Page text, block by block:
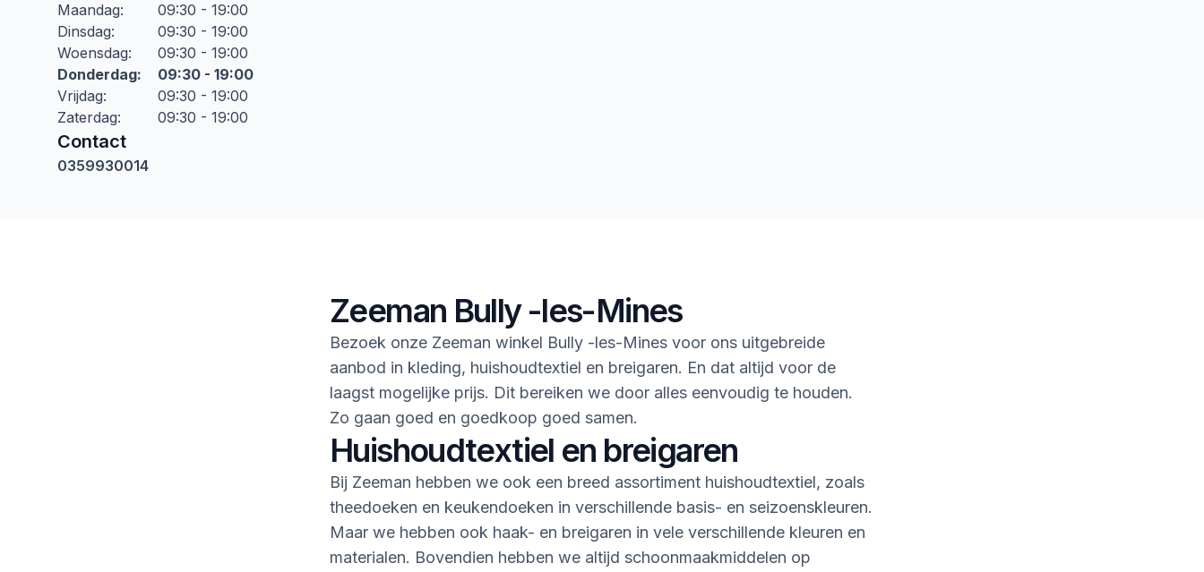
Maandag:
09:30 - 19:00
Dinsdag:
09:30 - 19:00
Woensdag:
09:30 - 19:00
Donderdag:
09:30 - 19:00
Vrijdag:
09:30 - 19:00
Zaterdag: 09:30 - 19:00
Contact
0359930014
Zeeman Bully -les-Mines
Bezoek onze Zeeman winkel Bully -les-Mines voor ons uitgebreide
aanbod in kleding, huishoudtextiel en breigaren. En dat altijd voor de
laagst mogelijke prijs. Dit bereiken we door alles eenvoudig te houden.
Zo gaan goed en goedkoop goed samen.
Huishoudtextiel en breigaren
Bij Zeeman hebben we ook een breed assortiment huishoudtextiel, zoals
theedoeken en keukendoeken in verschillende basis- en seizoenskleuren.
Maar we hebben ook haak- en breigaren in vele verschillende kleuren en
materialen. Bovendien hebben we altijd schoonmaakmiddelen op